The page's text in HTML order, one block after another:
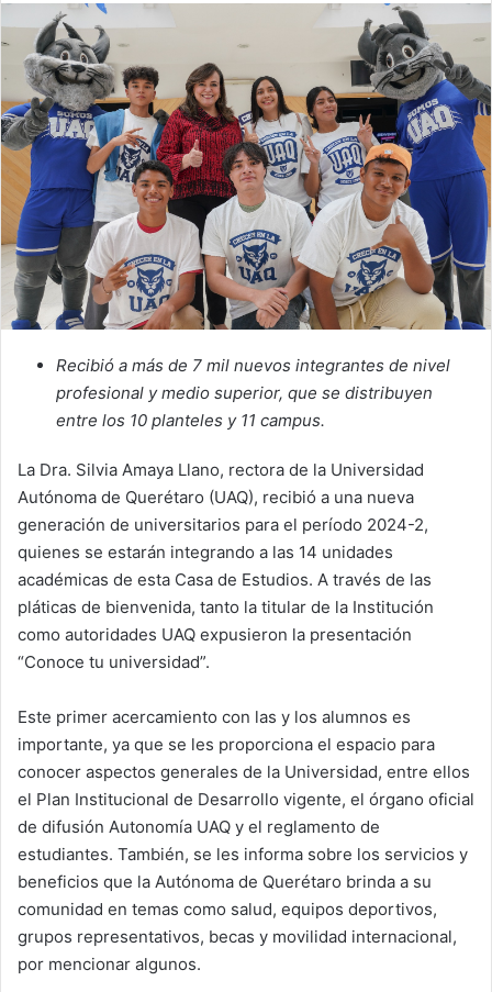
Recibió a más de 7 mil nuevos integrantes de nivel
profesional y medio superior, que se distribuyen
entre los 10 planteles y 11 campus.
La Dra. Silvia Amaya Llano, rectora de la Universidad
Autónoma de Querétaro (UAQ), recibió a una nueva
generación de universitarios para el período 2024-2,
quienes se estarán integrando a las 14 unidades
académicas de esta Casa de Estudios. A través de las
pláticas de bienvenida, tanto la titular de la Institución
como autoridades UAQ expusieron la presentación
“Conoce tu universidad”.
Este primer acercamiento con las y los alumnos es
importante, ya que se les proporciona el espacio para
conocer aspectos generales de la Universidad, entre ellos
el Plan Institucional de Desarrollo vigente, el órgano oficial
de difusión Autonomía UAQ y el reglamento de
estudiantes. También, se les informa sobre los servicios y
beneficios que la Autónoma de Querétaro brinda a su
comunidad en temas como salud, equipos deportivos,
grupos representativos, becas y movilidad internacional,
por mencionar algunos.